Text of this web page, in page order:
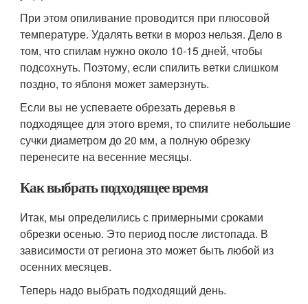
При этом опиливание проводится при плюсовой
температуре. Удалять ветки в мороз нельзя. Дело в
том, что спилам нужно около 10-15 дней, чтобы
подсохнуть. Поэтому, если спилить ветки слишком
поздно, то яблоня может замерзнуть.
Если вы не успеваете обрезать деревья в
подходящее для этого время, то спилите небольшие
сучки диаметром до 20 мм, а полную обрезку
перенесите на весенние месяцы.
Как выбрать подходящее время
Итак, мы определились с примерными сроками
обрезки осенью. Это период после листопада. В
зависимости от региона это может быть любой из
осенних месяцев.
Теперь надо выбрать подходящий день.